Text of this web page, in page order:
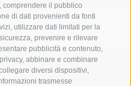
comprendere il pubblico
di dati provenienti da fonti
utilizzare dati limitati per la
prevenire e rilevare
pubblicità e contenuto,
abbinare e combinare
diversi dispositivi,
trasmesse
diretto alla spiaggia
t
VARNA
Varna